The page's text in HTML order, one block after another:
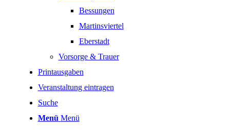
Bessungen
Martinsviertel
Eberstadt
Vorsorge & Trauer
Printausgaben
Veranstaltung eintragen
Suche
Menü Menü